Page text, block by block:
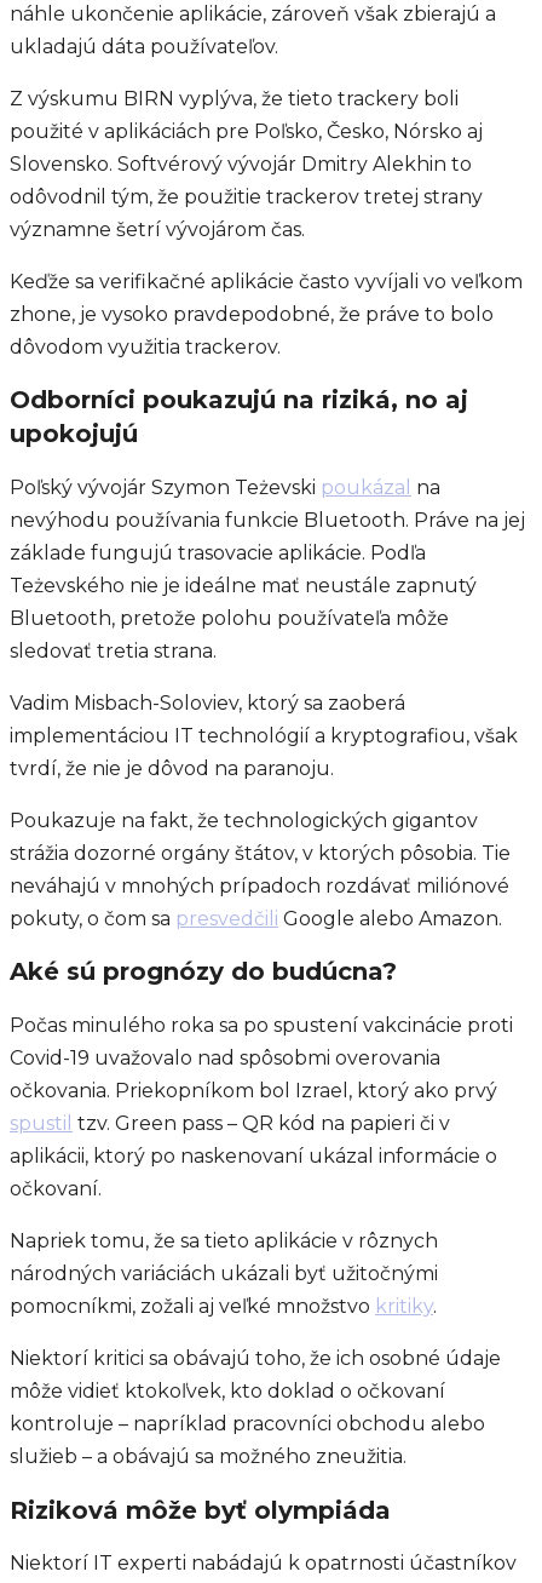
náhle ukončenie aplikácie, zároveň však zbierajú a
ukladajú dáta používateľov.
Z výskumu BIRN vyplýva, že tieto trackery boli
použité v aplikáciách pre Poľsko, Česko, Nórsko aj
Slovensko. Softvérový vývojár Dmitry Alekhin to
odôvodnil tým, že použitie trackerov tretej strany
významne šetrí vývojárom čas.
Keďže sa verifikačné aplikácie často vyvíjali vo veľkom
zhone, je vysoko pravdepodobné, že práve to bolo
dôvodom využitia trackerov.
Odborníci poukazujú na riziká, no aj
upokojujú
Poľský vývojár Szymon Teżevski poukázal na
nevýhodu používania funkcie Bluetooth. Práve na jej
základe fungujú trasovacie aplikácie. Podľa
Teżevského nie je ideálne mať neustále zapnutý
Bluetooth, pretože polohu používateľa môže
sledovať tretia strana.
Vadim Misbach-Soloviev, ktorý sa zaoberá
implementáciou IT technológií a kryptografiou, však
tvrdí, že nie je dôvod na paranoju.
Poukazuje na fakt, že technologických gigantov
strážia dozorné orgány štátov, v ktorých pôsobia. Tie
neváhajú v mnohých prípadoch rozdávať miliónové
pokuty, o čom sa presvedčili Google alebo Amazon.
Aké sú prognózy do budúcna?
Počas minulého roka sa po spustení vakcinácie proti
Covid-19 uvažovalo nad spôsobmi overovania
očkovania. Priekopníkom bol Izrael, ktorý ako prvý
spustil tzv. Green pass – QR kód na papieri či v
aplikácii, ktorý po naskenovaní ukázal informácie o
očkovaní.
Napriek tomu, že sa tieto aplikácie v rôznych
národných variáciách ukázali byť užitočnými
pomocníkmi, zožali aj veľké množstvo kritiky.
Niektorí kritici sa obávajú toho, že ich osobné údaje
môže vidieť ktokoľvek, kto doklad o očkovaní
kontroluje – napríklad pracovníci obchodu alebo
služieb – a obávajú sa možného zneužitia.
Riziková môže byť olympiáda
Niektorí IT experti nabádajú k opatrnosti účastníkov